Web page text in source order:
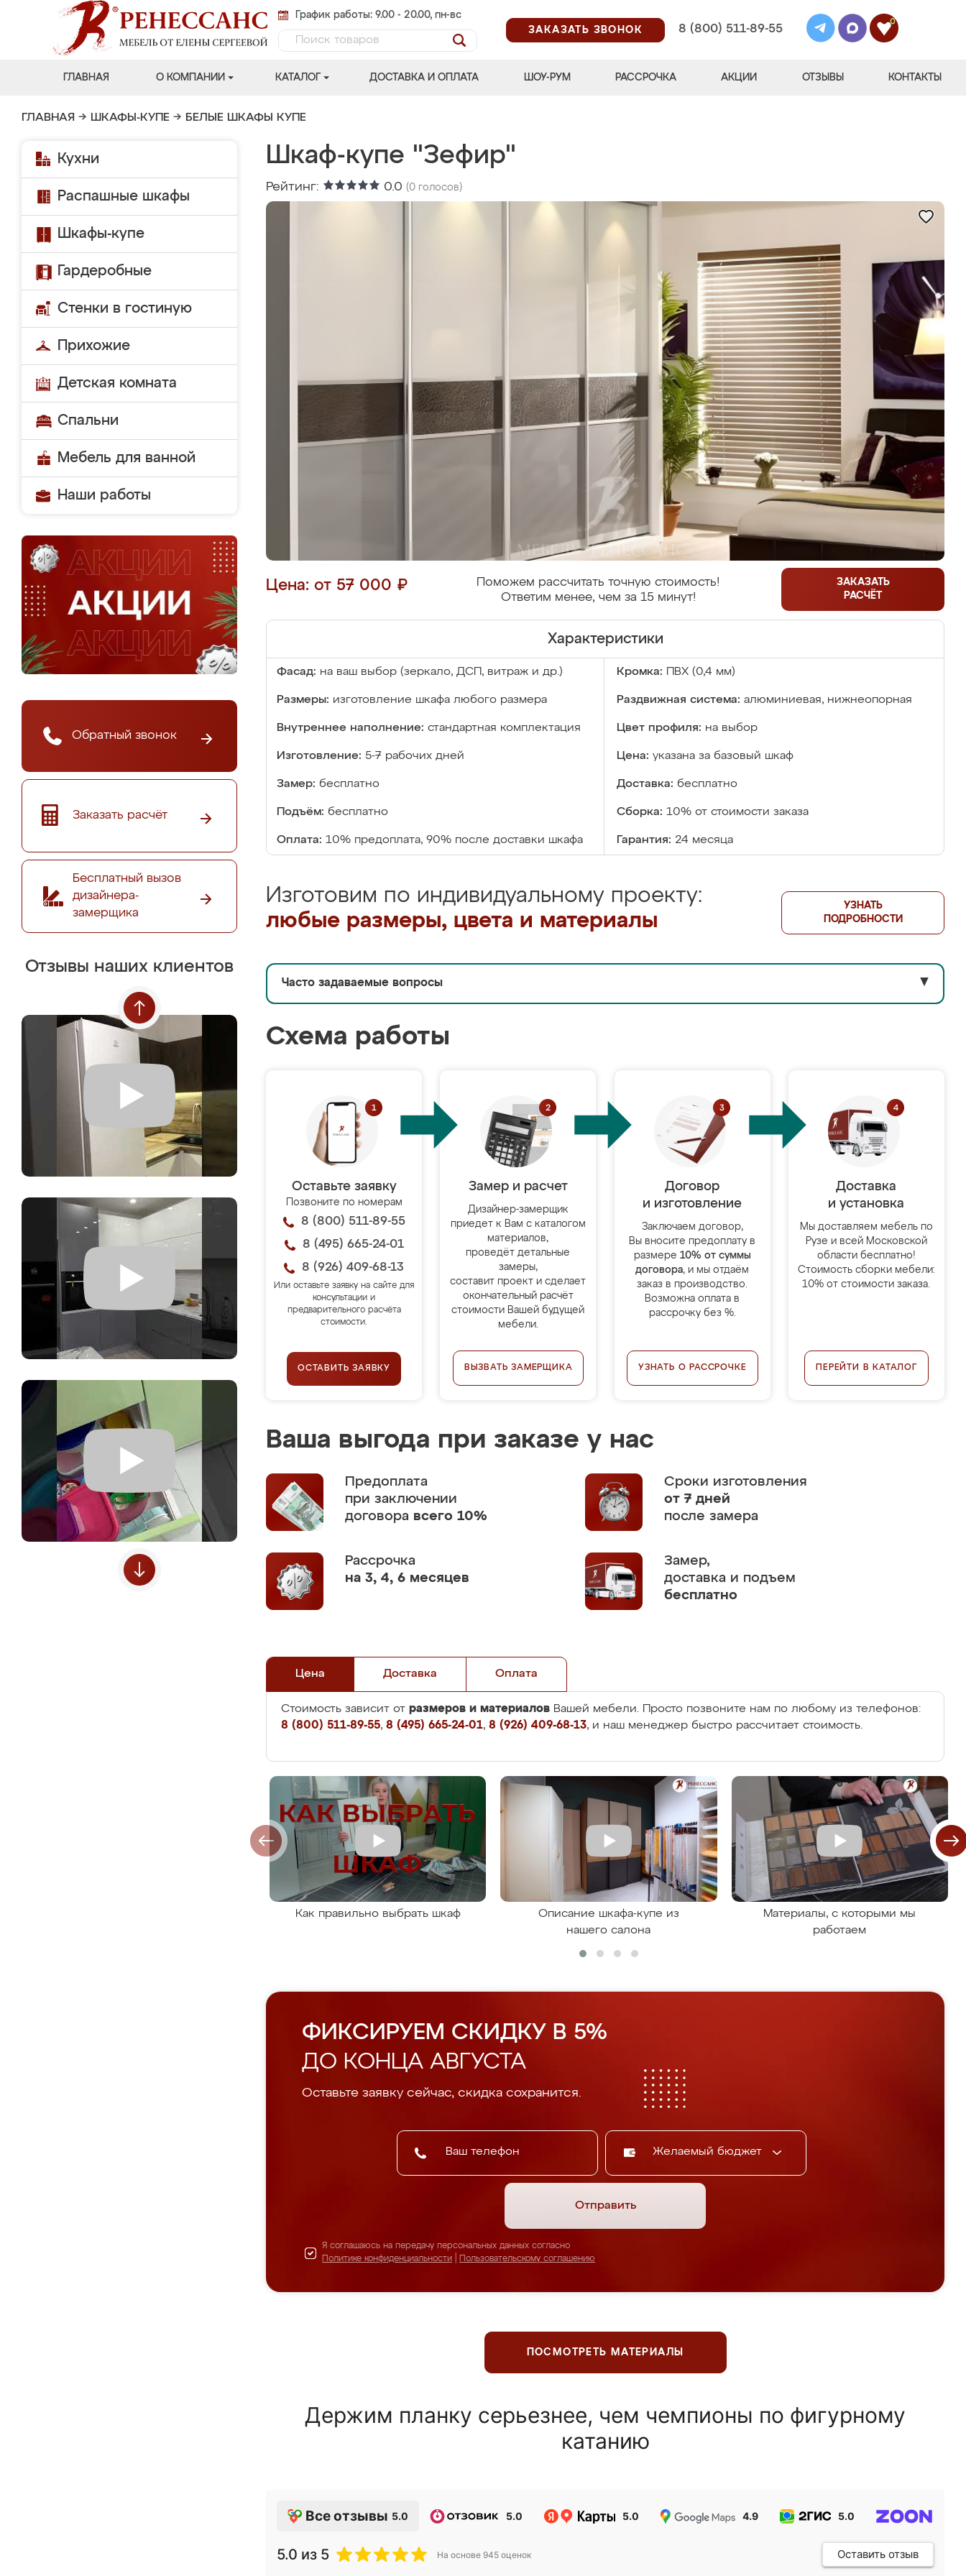
График работы: 9.00 - 20.00, пн-вс
ЗАКАЗАТЬ ЗВОНОК
8 (800) 511-89-55
0
ГЛАВНАЯ О КОМПАНИИ КАТАЛОГ ДОСТАВКА И ОПЛАТА ШОУ-РУМ РАССРОЧКА АКЦИИ ОТЗЫВЫ КОНТАКТЫ
ГЛАВНАЯ → ШКАФЫ-КУПЕ → БЕЛЫЕ ШКАФЫ КУПЕ
Кухни
Распашные шкафы
Шкафы-купе
Гардеробные
Стенки в гостиную
Прихожие
Детская комната
Спальни
Мебель для ванной
Наши работы
Обратный звонок
Заказать расчёт
Бесплатный вызов
дизайнера-
замерщика
Отзывы наших клиентов
Шкаф-купе "Зефир"
Рейтинг: 0.0 (0 голосов)
Цена: от 57 000 ₽
Поможем рассчитать точную стоимость!
Ответим менее, чем за 15 минут!
ЗАКАЗАТЬ
РАСЧЁТ
Характеристики
Фасад: на ваш выбор (зеркало, ДСП, витраж и др.) Кромка: ПВХ (0,4 мм)
Размеры: изготовление шкафа любого размера Раздвижная система: алюминиевая, нижнеопорная
Внутреннее наполнение: стандартная комплектация Цвет профиля: на выбор
Изготовление: 5-7 рабочих дней Цена: указана за базовый шкаф
Замер: бесплатно Доставка: бесплатно
Подъём: бесплатно Сборка: 10% от стоимости заказа
Оплата: 10% предоплата, 90% после доставки шкафа Гарантия: 24 месяца
Изготовим по индивидуальному проекту:
любые размеры, цвета и материалы
УЗНАТЬ
ПОДРОБНОСТИ
Часто задаваемые вопросы ▼
Схема работы
Оставьте заявку
Позвоните по номерам
8 (800) 511-89-55
8 (495) 665-24-01
8 (926) 409-68-13
Или оставьте заявку на сайте для
консультации и
предварительного расчёта
стоимости.
ОСТАВИТЬ ЗАЯВКУ
Замер и расчет
Дизайнер-замерщик
приедет к Вам с каталогом
материалов,
проведёт детальные
замеры,
составит проект и сделает
окончательный расчёт
стоимости Вашей будущей
мебели.
ВЫЗВАТЬ ЗАМЕРЩИКА
Договор
и изготовление
Заключаем договор,
Вы вносите предоплату в
размере 10% от суммы
договора, и мы отдаём
заказ в производство.
Возможна оплата в
рассрочку без %.
УЗНАТЬ О РАССРОЧКЕ
Доставка
и установка
Мы доставляем мебель по
Рузе и всей Московской
области бесплатно!
Стоимость сборки мебели:
10% от стоимости заказа.
ПЕРЕЙТИ В КАТАЛОГ
Ваша выгода при заказе у нас
Предоплата
при заключении
договора всего 10%
Сроки изготовления
от 7 дней
после замера
Рассрочка
на 3, 4, 6 месяцев
Замер,
доставка и подъем
бесплатно
Цена Доставка Оплата
Стоимость зависит от размеров и материалов Вашей мебели. Просто позвоните нам по любому из телефонов:
8 (800) 511-89-55, 8 (495) 665-24-01, 8 (926) 409-68-13, и наш менеджер быстро рассчитает стоимость.
Как правильно выбрать шкаф
Описание шкафа-купе из
нашего салона
Материалы, с которыми мы
работаем
ФИКСИРУЕМ СКИДКУ В 5%
ДО КОНЦА АВГУСТА
Оставьте заявку сейчас, скидка сохранится.
Желаемый бюджет
Отправить
Я соглашаюсь на передачу персональных данных согласно
Политике конфиденциальности
Пользовательскому соглашению
ПОСМОТРЕТЬ МАТЕРИАЛЫ
Держим планку серьезнее, чем чемпионы по фигурному
катанию
Все отзывы 5.0 5.0 5.0 4.9 5.0
5.0 из 5 На основе 945 оценок Оставить отзыв